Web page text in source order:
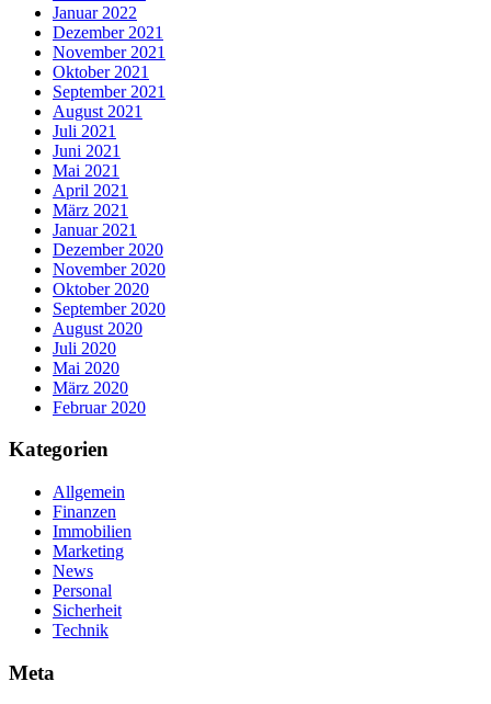
Januar 2022
Dezember 2021
November 2021
Oktober 2021
September 2021
August 2021
Juli 2021
Juni 2021
Mai 2021
April 2021
März 2021
Januar 2021
Dezember 2020
November 2020
Oktober 2020
September 2020
August 2020
Juli 2020
Mai 2020
März 2020
Februar 2020
Kategorien
Allgemein
Finanzen
Immobilien
Marketing
News
Personal
Sicherheit
Technik
Meta